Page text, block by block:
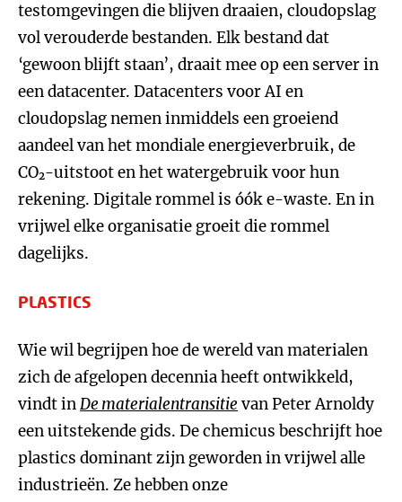
testomgevingen die blijven draaien, cloudopslag
vol verouderde bestanden. Elk bestand dat
‘gewoon blijft staan’, draait mee op een server in
een datacenter. Datacenters voor AI en
cloudopslag nemen inmiddels een groeiend
aandeel van het mondiale energieverbruik, de
CO₂-uitstoot en het watergebruik voor hun
rekening. Digitale rommel is óók e-waste. En in
vrijwel elke organisatie groeit die rommel
dagelijks.
PLASTICS
Wie wil begrijpen hoe de wereld van materialen
zich de afgelopen decennia heeft ontwikkeld,
vindt inDe materialentransitie van Peter Arnoldy
een uitstekende gids. De chemicus beschrijft hoe
plastics dominant zijn geworden in vrijwel alle
industrieën. Ze hebben onze